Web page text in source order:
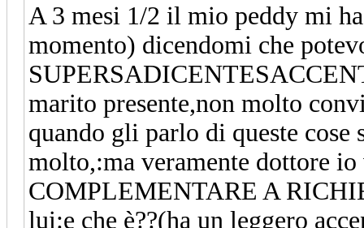
A 3 mesi 1/2 il mio peddy mi
momento) dicendomi che
marito presente,non molto
quando gli parlo di queste cose
molto,:ma veramente dottore
COMPLEMENTARE A
lui:e che è??(ha un leggero